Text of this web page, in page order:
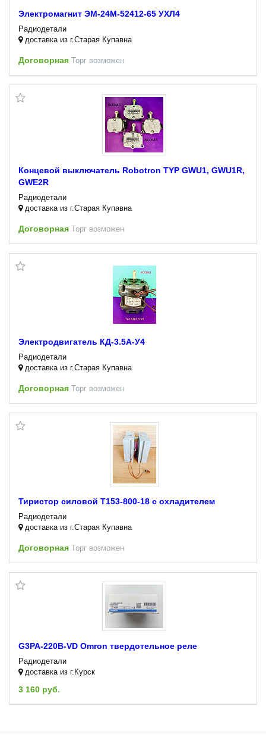
Электромагнит ЭМ-24М-52412-65 УХЛ4
Радиодетали
доставка из г.Старая Купавна
Договорная Торг возможен
Концевой выключатель Robotron TYP GWU1, GWU1R,
GWE2R
Радиодетали
доставка из г.Старая Купавна
Договорная Торг возможен
Электродвигатель КД-3.5А-У4
Радиодетали
доставка из г.Старая Купавна
Договорная Торг возможен
Тиристор силовой Т153-800-18 с охладителем
Радиодетали
доставка из г.Старая Купавна
Договорная Торг возможен
G3PA-220B-VD Omron твердотельное реле
Радиодетали
доставка из г.Курск
3 160 руб.